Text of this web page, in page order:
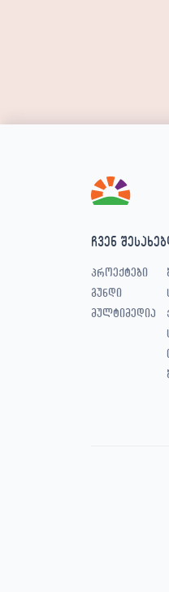
ჩვენ შესახებ
პროექტები
გუნდი
მულტიმედია